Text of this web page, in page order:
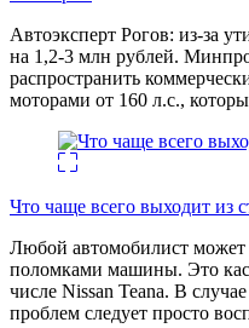
Автоэксперт Рогов: из-за
на 1,2-3 млн рублей.
распространить
моторами от 160 л.с.,
Что чаще всего выходит из
Любой автомобилист
поломками машины. Это
числе Nissan Teana. В
проблем следует просто